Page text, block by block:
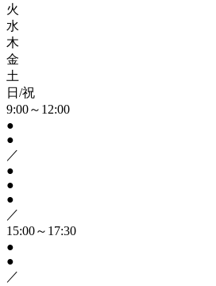
火
水
木
金
土
日/祝
9:00～12:00
●
●
／
●
●
●
／
15:00～17:30
●
●
／